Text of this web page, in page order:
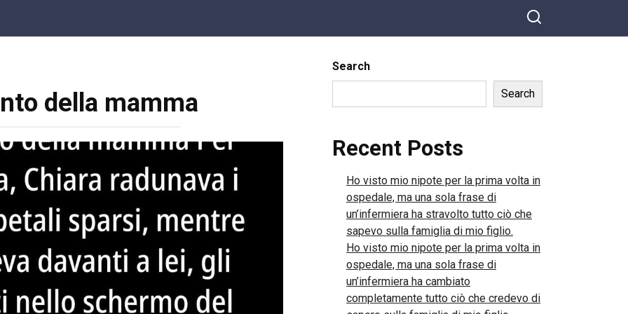
della mamma
Search
Search
Recent Posts
Ho visto mio nipote per la prima volta in
ospedale, ma una sola frase di
un’infermiera ha stravolto tutto ciò che
sapevo sulla famiglia di mio figlio.
Ho visto mio nipote per la prima volta in
ospedale, ma una sola frase di
un’infermiera ha cambiato
completamente tutto ciò che credevo di